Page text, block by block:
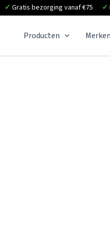
✓ Gratis bezorging vanaf €75 ✓
Producten Merken